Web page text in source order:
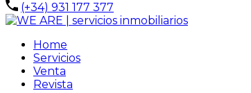
(+34) 931 177 377
Home
Servicios
Venta
Revista